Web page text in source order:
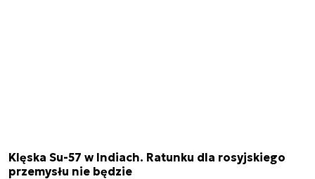
Klęska Su-57 w Indiach. Ratunku dla rosyjskiego
przemysłu nie będzie